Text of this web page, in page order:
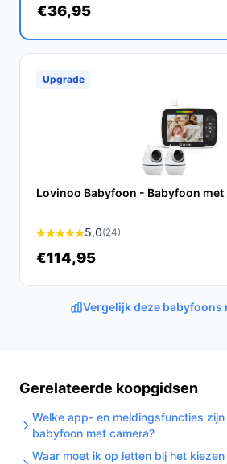
De Living Needs babyfoon met
betrouwbare keuze voor ouders die
aan kwaliteit en gebruiksgemak.
geluidsdetectie en tweezijdige
Ontdek alle specificaties en
bestebabyfoonmetcamera.nl. Kies
past bij jouw behoeften!
€36,95
Upgrade
Lovinoo Babyfoon - Babyfoon met
5,0(24)
€114,95
Vergelijk deze babyfoons
Gerelateerde koopgidsen
Welke app- en meldingsfuncties
babyfoon met camera?
Waar moet ik op letten bij het